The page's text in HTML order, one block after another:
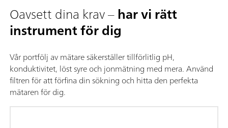
Oavsett dina krav –har vi rätt
instrument för dig
Vår portfölj av mätare säkerställer tillförlitlig pH,
konduktivitet, löst syre och jonmätning med mera. Använd
filtren för att förfina din sökning och hitta den perfekta
mätaren för dig.